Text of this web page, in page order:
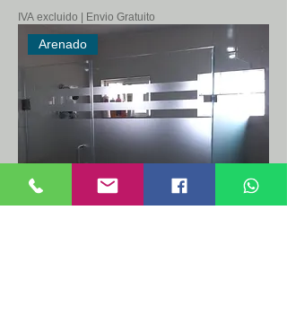
IVA excluido Envio Gratuito
Arenado